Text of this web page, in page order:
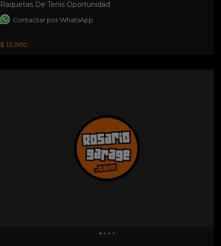
Raquetas De Tenis Oportunidad
Contactar por WhatsApp
$ 13.000